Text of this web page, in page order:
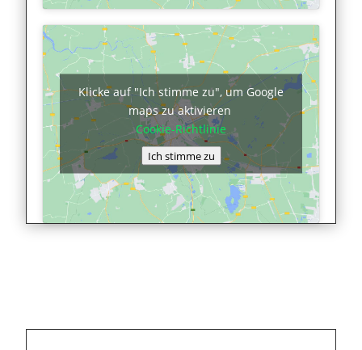
Klicke auf "Ich stimme zu", um Google
maps zu aktivieren
Cookie-Richtlinie
Ich stimme zu